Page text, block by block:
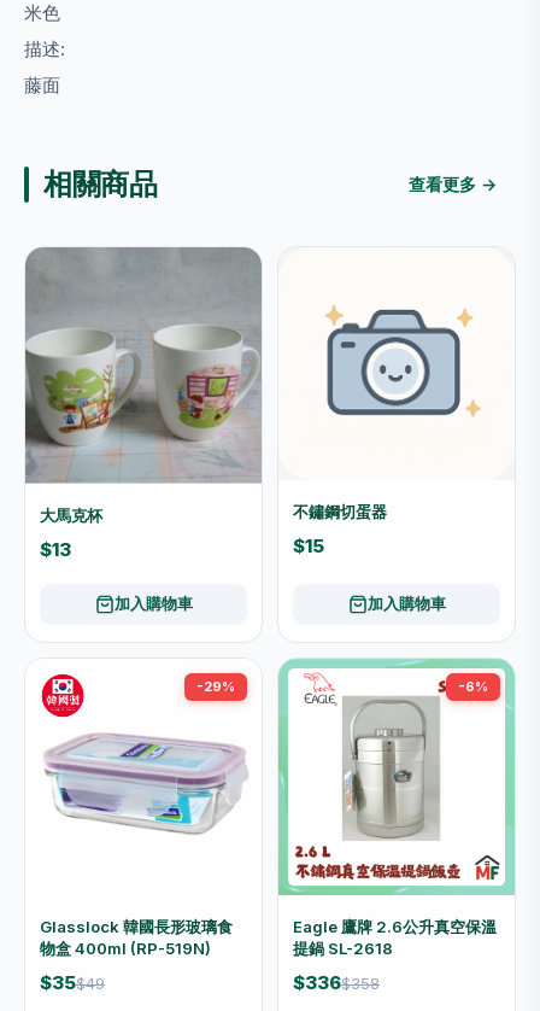
米色
描述:
藤面
相關商品 查看更多 →
大馬克杯
$13
加入購物車
不鏽鋼切蛋器
$15
加入購物車
-29%
Glasslock 韓國長形玻璃食
物盒 400ml (RP-519N)
$35$49
-6%
Eagle 鷹牌 2.6公升真空保溫
提鍋 SL-2618
$336$358